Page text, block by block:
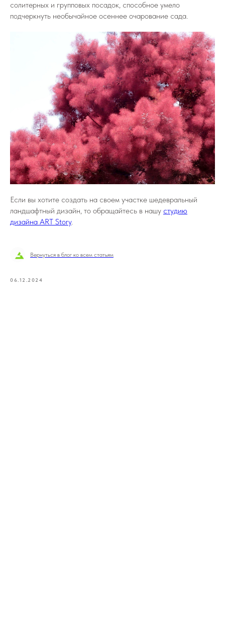
солитерных и групповых посадок, способное умело
подчеркнуть необычайное осеннее очарование сада.
Если вы хотите создать на своем участке шедевральный
ландшафтный дизайн, то обращайтесь в нашу студию
дизайна ART Story.
Вернуться в блог ко всем статьям
06.12.2024